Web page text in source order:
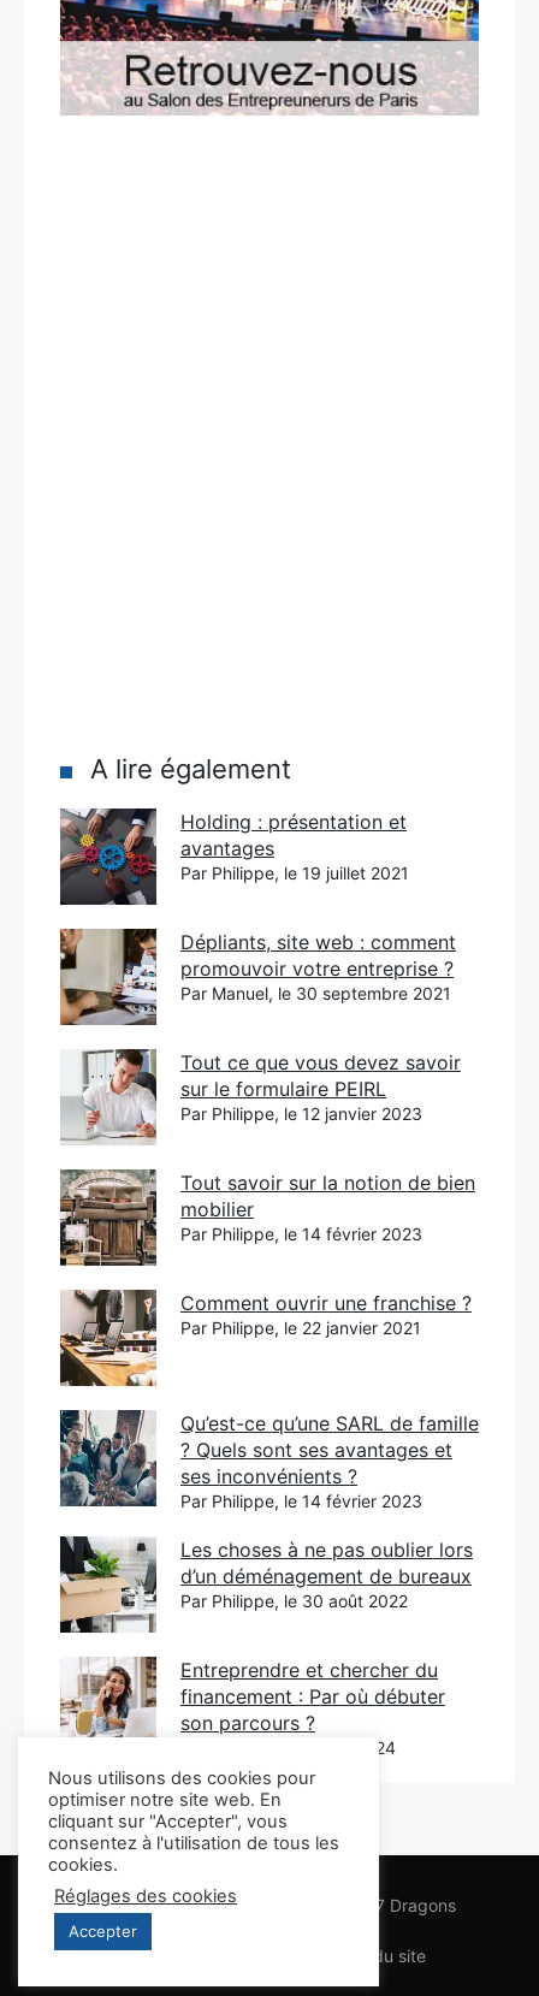
A lire également
Holding : présentation et
avantages
Par Philippe, le 19 juillet 2021
Dépliants, site web : comment
promouvoir votre entreprise ?
Par Manuel, le 30 septembre 2021
Tout ce que vous devez savoir
sur le formulaire PEIRL
Par Philippe, le 12 janvier 2023
Tout savoir sur la notion de bien
mobilier
Par Philippe, le 14 février 2023
Comment ouvrir une franchise ?
Par Philippe, le 22 janvier 2021
Qu’est-ce qu’une SARL de famille
? Quels sont ses avantages et
ses inconvénients ?
Par Philippe, le 14 février 2023
Les choses à ne pas oublier lors
d’un déménagement de bureaux
Par Philippe, le 30 août 2022
Entreprendre et chercher du
financement : Par où débuter
son parcours ?
Par Philippe, le 8 avril 2024
Les conseils Business Marketing des 7 Dragons
Lexique Plan du site
Nous utilisons des cookies pour
optimiser notre site web. En
cliquant sur "Accepter", vous
consentez à l'utilisation de tous les
cookies.
Réglages des cookies
Accepter